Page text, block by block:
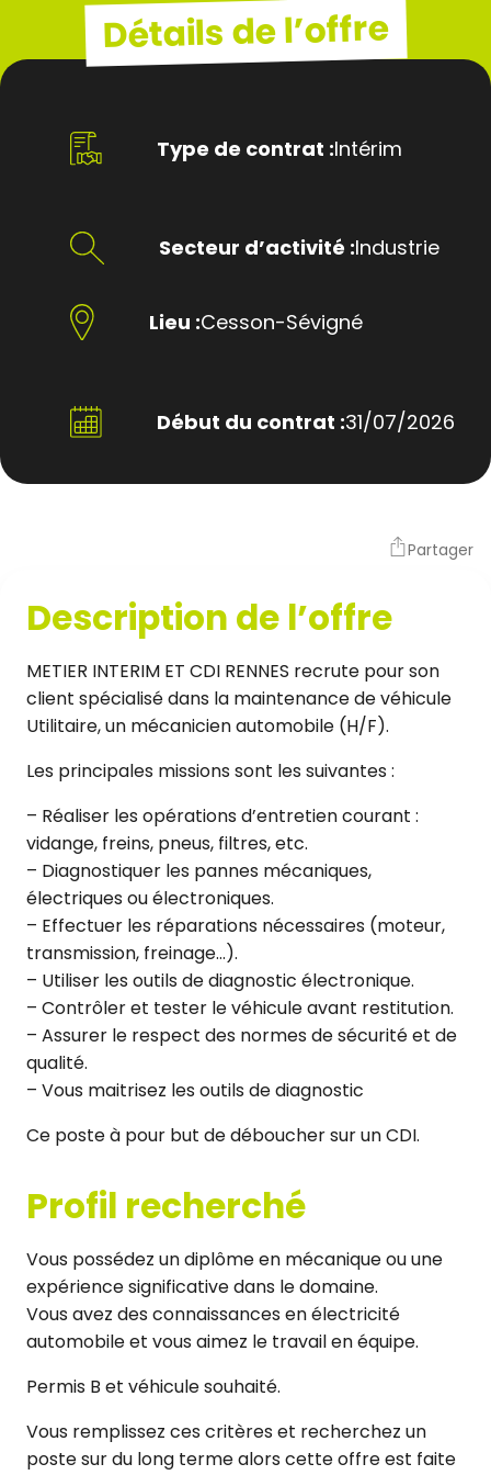
Détails de l’offre
Type de contrat :Intérim
Secteur d’activité :Industrie
Lieu :Cesson-Sévigné
Début du contrat :31/07/2026
Partager
Description de l’offre
METIER INTERIM ET CDI RENNES recrute pour son
client spécialisé dans la maintenance de véhicule
Utilitaire, un mécanicien automobile (H/F).
Les principales missions sont les suivantes :
– Réaliser les opérations d’entretien courant :
vidange, freins, pneus, filtres, etc.
– Diagnostiquer les pannes mécaniques,
électriques ou électroniques.
– Effectuer les réparations nécessaires (moteur,
transmission, freinage…).
– Utiliser les outils de diagnostic électronique.
– Contrôler et tester le véhicule avant restitution.
– Assurer le respect des normes de sécurité et de
qualité.
– Vous maitrisez les outils de diagnostic
Ce poste à pour but de déboucher sur un CDI.
Profil recherché
Vous possédez un diplôme en mécanique ou une
expérience significative dans le domaine.
Vous avez des connaissances en électricité
automobile et vous aimez le travail en équipe.
Permis B et véhicule souhaité.
Vous remplissez ces critères et recherchez un
poste sur du long terme alors cette offre est faite